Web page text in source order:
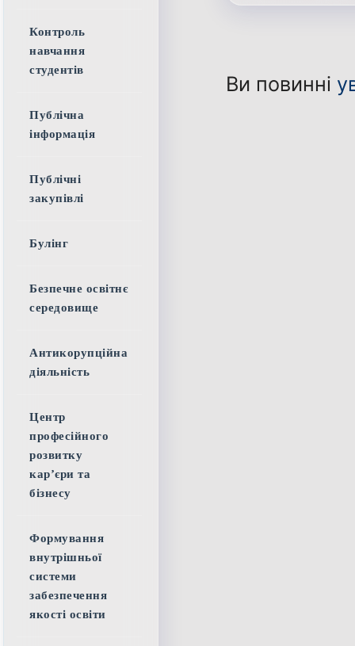
Ви повинні
Контроль
навчання
студентів
Публічна
інформація
Публічні
закупівлі
Булінг
Безпечне освітнє
середовище
Антикорупційна
діяльність
Центр
професійного
розвитку
кар’єри та
бізнесу
Формування
внутрішньої
системи
забезпечення
якості освіти